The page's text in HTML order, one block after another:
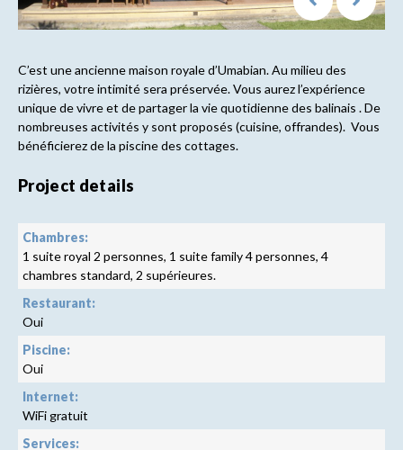
C’est une ancienne maison royale d’Umabian. Au milieu des
rizières, votre intimité sera préservée. Vous aurez l’expérience
unique de vivre et de partager la vie quotidienne des balinais . De
nombreuses activités y sont proposés (cuisine, offrandes). Vous
bénéficierez de la piscine des cottages.
Project details
Chambres:
1 suite royal 2 personnes, 1 suite family 4 personnes, 4
chambres standard, 2 supérieures.
Restaurant:
Oui
Piscine:
Oui
Internet:
WiFi gratuit
Services: